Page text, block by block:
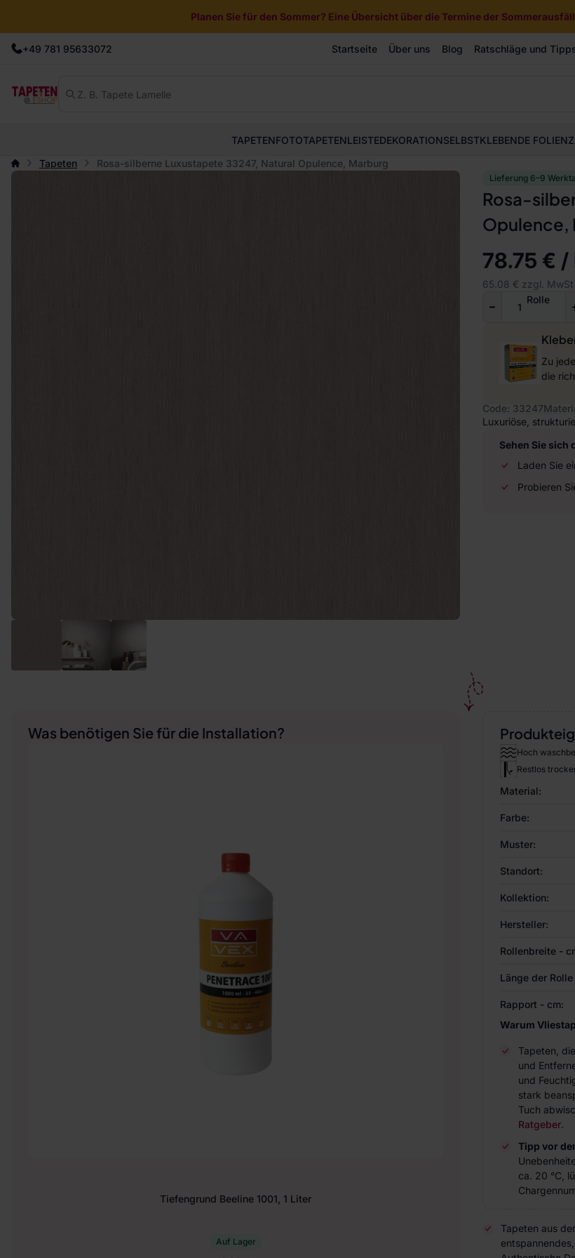
Planen Sie für den Sommer? Eine Übersicht über die Termine der
+49 781 95633072 Startseite Über uns Blog Ratschläge und
TAPETENFOTOTAPETENLEISTEDEKORATIONSELBSTKLEBENDE FOLIEN
Tapeten
Rosa-silberne Luxustapete 33247, Natural Opulence, Marburg
Lieferung 6–9
Rosa-
Opulence,
78.75 € /
65.08 € zzgl. MwSt.
Rolle
Zu
die
Code: 33247
Luxuriöse,
Sehen Sie sich
Laden Sie
Probieren
Hoch
Restlos
Material:
Farbe:
Muster:
Standort:
Kollektion:
Hersteller:
Rollenbreite -
Länge der
Rapport - cm:
Warum
Tapeten,
und
und
stark
Tuch
Ratgeber.
Tipp vor
ca. 20 °C,
Tapeten aus
Was benötigen Sie für die Installation?
Tiefengrund Beeline 1001, 1 Liter
Auf Lager